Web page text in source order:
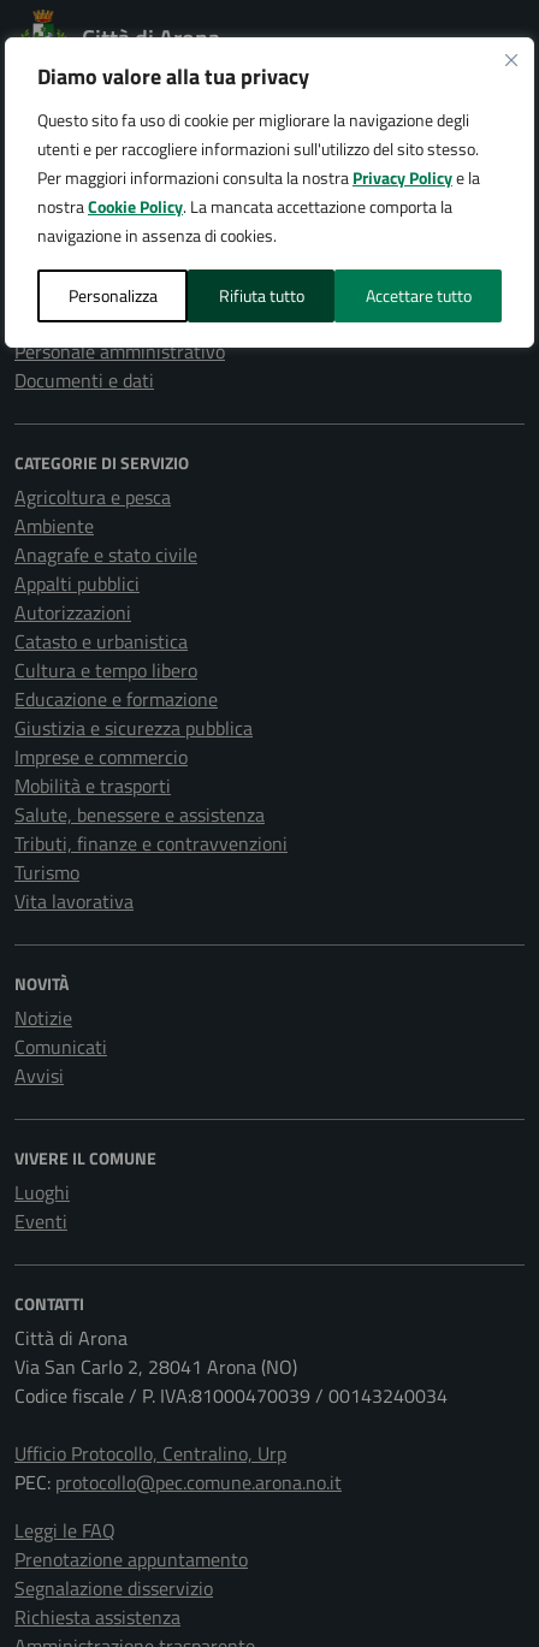
Diamo valore alla tua privacy
Questo sito fa uso di cookie per migliorare la navigazione degli
utenti e per raccogliere informazioni sull'utilizzo del sito stesso.
Per maggiori informazioni consulta la nostraPrivacy Policye la
nostraCookie Policy. La mancata accettazione comporta la
navigazione in assenza di cookies.
Personalizza Rifiuta tutto Accettare tutto
Città di Arona
AMMINISTRAZIONE
Organi di governo
Aree amministrative
Uffici
Enti e fondazioni
Politici
Personale amministrativo
Documenti e dati
CATEGORIE DI SERVIZIO
Agricoltura e pesca
Ambiente
Anagrafe e stato civile
Appalti pubblici
Autorizzazioni
Catasto e urbanistica
Cultura e tempo libero
Educazione e formazione
Giustizia e sicurezza pubblica
Imprese e commercio
Mobilità e trasporti
Salute, benessere e assistenza
Tributi, finanze e contravvenzioni
Turismo
Vita lavorativa
NOVITÀ
Notizie
Comunicati
Avvisi
VIVERE IL COMUNE
Luoghi
Eventi
CONTATTI
Città di Arona
Via San Carlo 2, 28041 Arona (NO)
Codice fiscale / P. IVA:81000470039 / 00143240034
Ufficio Protocollo, Centralino, Urp
PEC: protocollo@pec.comune.arona.no.it
Leggi le FAQ
Prenotazione appuntamento
Segnalazione disservizio
Richiesta assistenza